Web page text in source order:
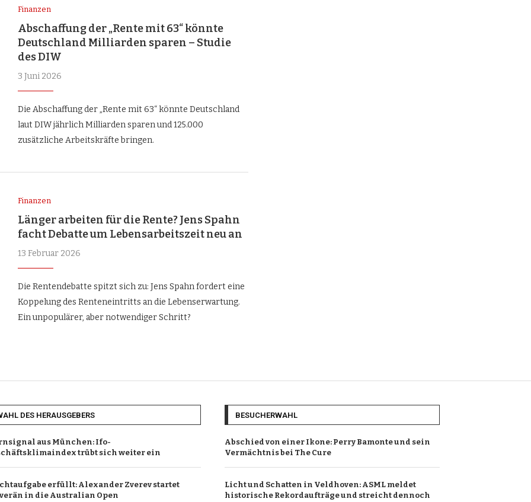
Finanzen
Abschaffung der „Rente mit 63“ könnte
Deutschland Milliarden sparen – Studie
des DIW
3 Juni 2026
Die Abschaffung der „Rente mit 63“ könnte Deutschland
laut DIW jährlich Milliarden sparen und 125.000
zusätzliche Arbeitskräfte bringen.
Finanzen
Länger arbeiten für die Rente? Jens Spahn
facht Debatte um Lebensarbeitszeit neu an
13 Februar 2026
Die Rentendebatte spitzt sich zu: Jens Spahn fordert eine
Koppelung des Renteneintritts an die Lebenserwartung.
Ein unpopulärer, aber notwendiger Schritt?
DES HERAUSGEBERS
aus München: Ifo-
trübt sich weiter ein
erfüllt: Alexander Zverev startet
in die Australian Open
BESUCHERWAHL
Abschied von einer Ikone: Perry Bamonte und sein
Vermächtnis bei The Cure
Licht und Schatten in Veldhoven: ASML meldet
historische Rekordaufträge und streicht dennoch